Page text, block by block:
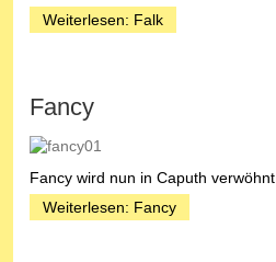
Weiterlesen: Falk
Fancy
Fancy wird nun in Caputh verwöhnt.
Weiterlesen: Fancy